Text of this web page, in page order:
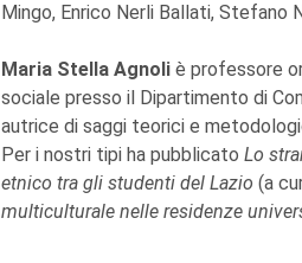
Mingo, Enrico Nerli Ballati, Stefano
Maria Stella Agnoli è professore
sociale presso il Dipartimento di
autrice di saggi teorici e
Per i nostri tipi ha pubblicato Lo
etnico tra gli studenti del Lazio (a
multiculturale nelle residenze